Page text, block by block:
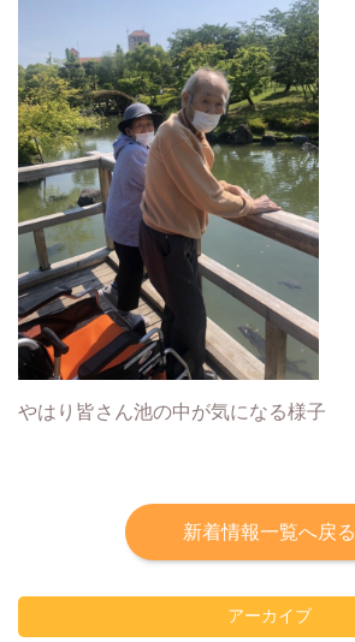
やはり皆さん池の中が気になる様子
新着情報一覧へ戻る
アーカイブ